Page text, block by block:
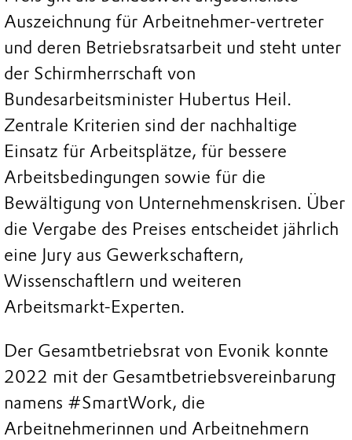
Auszeichnung für Arbeitnehmer-vertreter
und deren Betriebsratsarbeit und steht unter
der Schirmherrschaft von
Bundesarbeitsminister Hubertus Heil.
Zentrale Kriterien sind der nachhaltige
Einsatz für Arbeitsplätze, für bessere
Arbeitsbedingungen sowie für die
Bewältigung von Unternehmenskrisen. Über
die Vergabe des Preises entscheidet jährlich
eine Jury aus Gewerkschaftern,
Wissenschaftlern und weiteren
Arbeitsmarkt-Experten.
Der Gesamtbetriebsrat von Evonik konnte
2022 mit der Gesamtbetriebsvereinbarung
namens #SmartWork, die
Arbeitnehmerinnen und Arbeitnehmern